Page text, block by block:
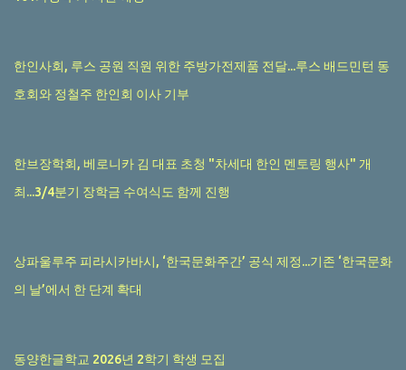
한인사회, 루스 공원 직원 위한 주방가전제품 전달...루스 배드민턴 동
호회와 정철주 한인회 이사 기부
한브장학회, 베로니카 김 대표 초청 "차세대 한인 멘토링 행사" 개
최...3/4분기 장학금 수여식도 함께 진행
상파울루주 피라시카바시, ‘한국문화주간’ 공식 제정...기존 ‘한국문화
의 날’에서 한 단계 확대
동양한글학교 2026년 2학기 학생 모집